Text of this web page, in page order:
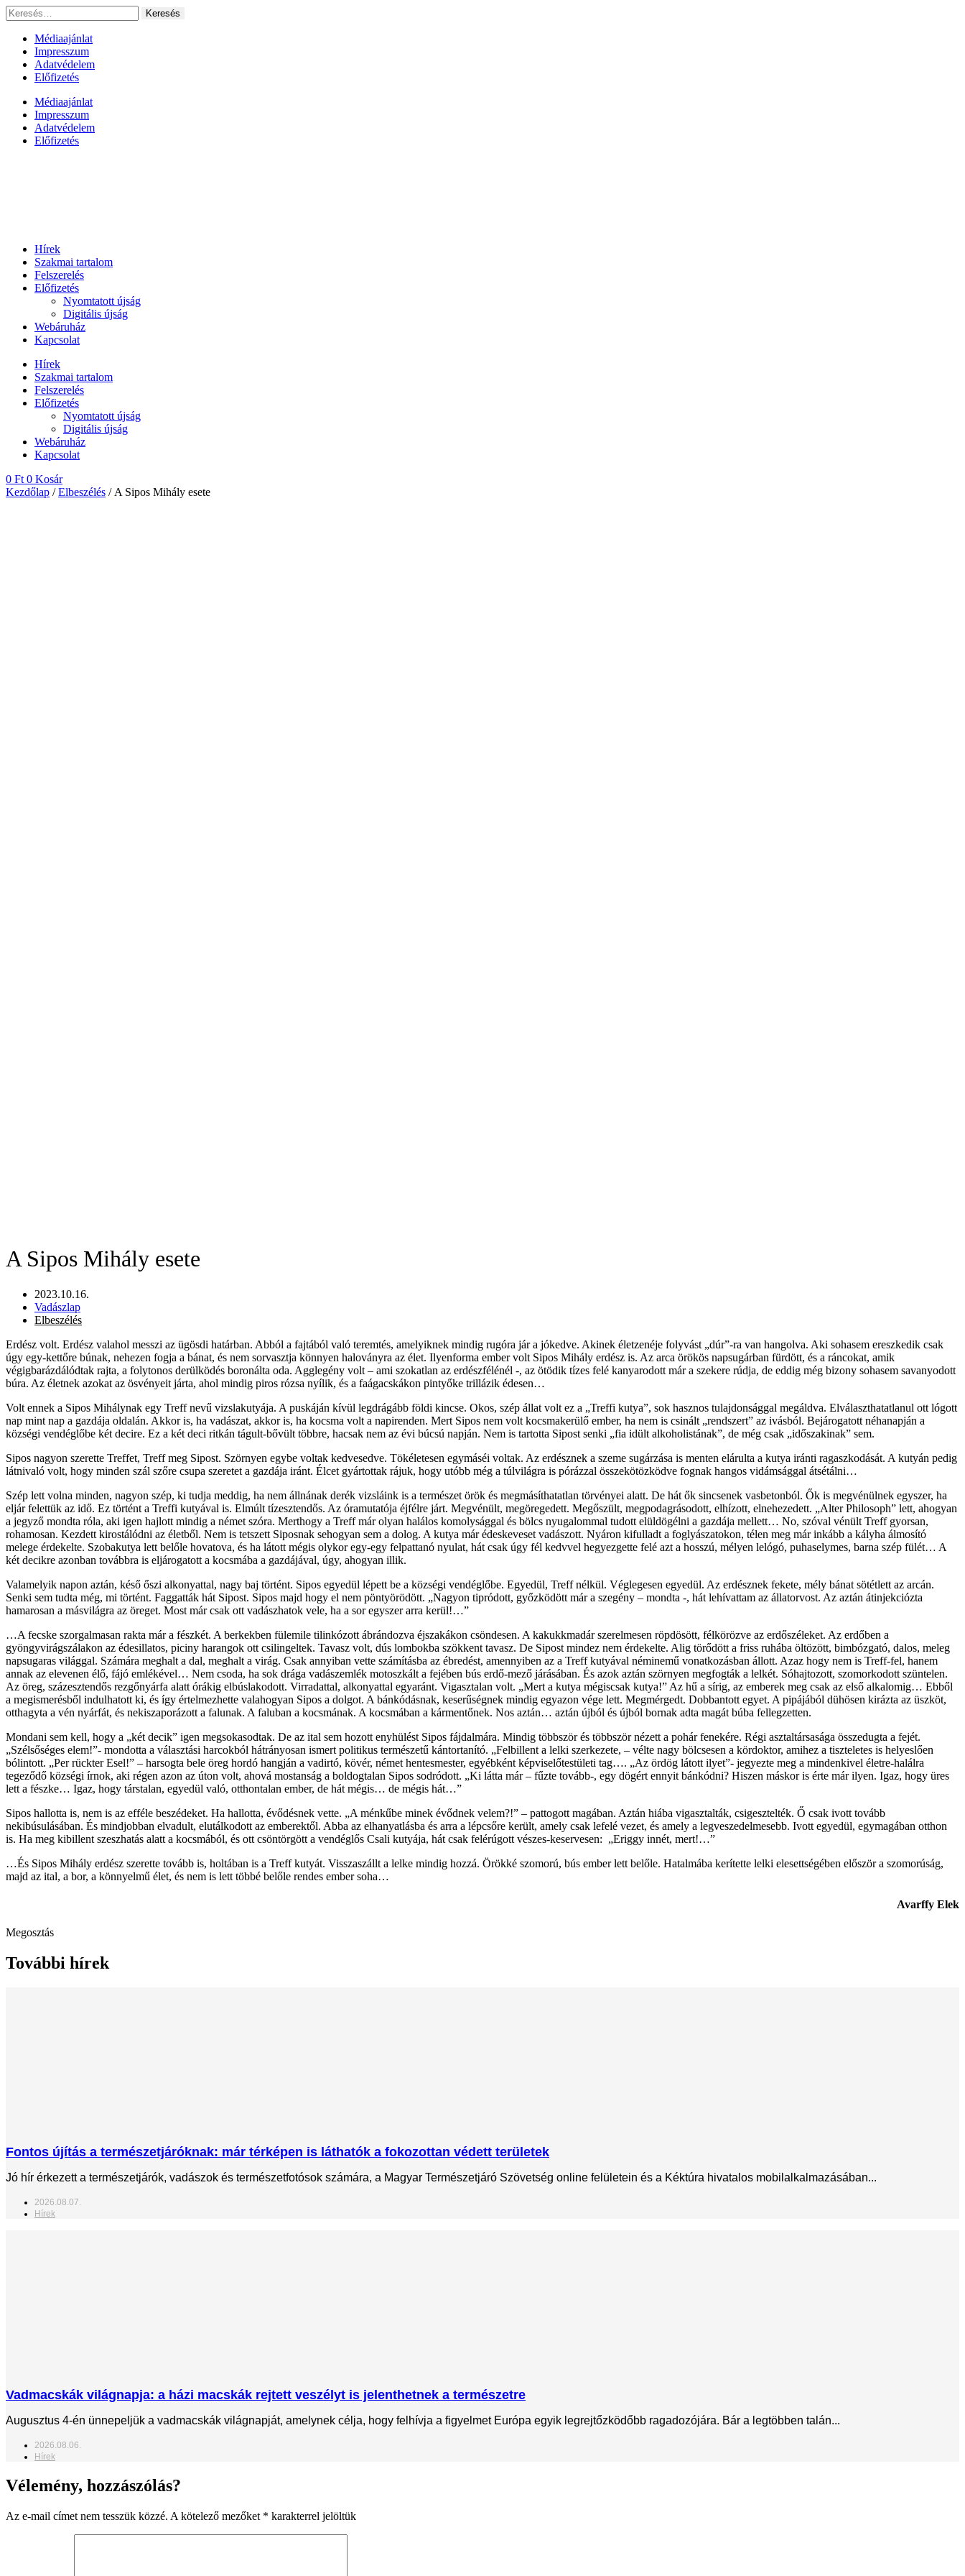
Ugrás
a
tartalomhoz
Keresés:
Médiaajánlat
Impresszum
Adatvédelem
Előfizetés
Médiaajánlat
Impresszum
Adatvédelem
Előfizetés
Hírek
Szakmai tartalom
Felszerelés
Előfizetés
Nyomtatott újság
Digitális újság
Webáruház
Kapcsolat
Hírek
Szakmai tartalom
Felszerelés
Előfizetés
Nyomtatott újság
Digitális újság
Webáruház
Kapcsolat
0 Ft 0 Kosár
Kezdőlap /Elbeszélés / A Sipos Mihály esete
A Sipos Mihály esete
2023.10.16.
Vadászlap
Elbeszélés
Erdész volt. Erdész valahol messzi az ügösdi határban. Abból a fajtából való teremtés, amelyiknek mindig rugóra jár a jókedve. Akinek életzenéje folyvást „dúr”-ra van hangolva. Aki sohasem ereszkedik csak
úgy egy-kettőre búnak, nehezen fogja a bánat, és nem sorvasztja könnyen haloványra az élet. Ilyenforma ember volt Sipos Mihály erdész is. Az arca örökös napsugárban fürdött, és a ráncokat, amik
végigbarázdálódtak rajta, a folytonos derülködés boronálta oda. Agglegény volt – ami szokatlan az erdészfélénél -, az ötödik tízes felé kanyarodott már a szekere rúdja, de eddig még bizony sohasem savanyodott
búra. Az életnek azokat az ösvényeit járta, ahol mindig piros rózsa nyílik, és a faágacskákon pintyőke trillázik édesen…
Volt ennek a Sipos Mihálynak egy Treff nevű vizslakutyája. A puskáján kívül legdrágább földi kincse. Okos, szép állat volt ez a „Treffi kutya”, sok hasznos tulajdonsággal megáldva. Elválaszthatatlanul ott lógott
nap mint nap a gazdája oldalán. Akkor is, ha vadászat, akkor is, ha kocsma volt a napirenden. Mert Sipos nem volt kocsmakerülő ember, ha nem is csinált „rendszert” az ivásból. Bejárogatott néhanapján a
községi vendéglőbe két decire. Ez a két deci ritkán tágult-bővült többre, hacsak nem az évi búcsú napján. Nem is tartotta Sipost senki „fia idült alkoholistának”, de még csak „időszakinak” sem.
Sipos nagyon szerette Treffet, Treff meg Sipost. Szörnyen egybe voltak kedvesedve. Tökéletesen egymáséi voltak. Az erdésznek a szeme sugárzása is menten elárulta a kutya iránti ragaszkodását. A kutyán pedig
látnivaló volt, hogy minden szál szőre csupa szeretet a gazdája iránt. Élcet gyártottak rájuk, hogy utóbb még a túlvilágra is pórázzal összekötözködve fognak hangos vidámsággal átsétálni…
Szép lett volna minden, nagyon szép, ki tudja meddig, ha nem állnának derék vizsláink is a természet örök és megmásíthatatlan törvényei alatt. De hát ők sincsenek vasbetonból. Ők is megvénülnek egyszer, ha
eljár felettük az idő. Ez történt a Treffi kutyával is. Elmúlt tízesztendős. Az óramutatója éjfélre járt. Megvénült, megöregedett. Megőszült, megpodagrásodott, elhízott, elnehezedett. „Alter Philosoph” lett, ahogyan
a jegyző mondta róla, aki igen hajlott mindig a német szóra. Merthogy a Treff már olyan halálos komolysággal és bölcs nyugalommal tudott elüldögélni a gazdája mellett… No, szóval vénült Treff gyorsan,
rohamosan. Kezdett kirostálódni az életből. Nem is tetszett Siposnak sehogyan sem a dolog. A kutya már édeskeveset vadászott. Nyáron kifulladt a foglyászatokon, télen meg már inkább a kályha álmosító
melege érdekelte. Szobakutya lett belőle hovatova, és ha látott mégis olykor egy-egy felpattanó nyulat, hát csak úgy fél kedvvel hegyezgette felé azt a hosszú, mélyen lelógó, puhaselymes, barna szép fülét… A
két decikre azonban továbbra is eljárogatott a kocsmába a gazdájával, úgy, ahogyan illik.
Valamelyik napon aztán, késő őszi alkonyattal, nagy baj történt. Sipos egyedül lépett be a községi vendéglőbe. Egyedül, Treff nélkül. Véglegesen egyedül. Az erdésznek fekete, mély bánat sötétlett az arcán.
Senki sem tudta még, mi történt. Faggatták hát Sipost. Sipos majd hogy el nem pöntyörödött. „Nagyon tipródott, győzködött már a szegény – mondta -, hát lehívattam az állatorvost. Az aztán átinjekciózta
hamarosan a másvilágra az öreget. Most már csak ott vadászhatok vele, ha a sor egyszer arra kerül!…”
…A fecske szorgalmasan rakta már a fészkét. A berkekben fülemile tilinkózott ábrándozva éjszakákon csöndesen. A kakukkmadár szerelmesen röpdösött, félkörözve az erdőszéleket. Az erdőben a
gyöngyvirágszálakon az édesillatos, piciny harangok ott csilingeltek. Tavasz volt, dús lombokba szökkent tavasz. De Sipost mindez nem érdekelte. Alig törődött a friss ruhába öltözött, bimbózgató, dalos, meleg
napsugaras világgal. Számára meghalt a dal, meghalt a virág. Csak annyiban vette számításba az ébredést, amennyiben az a Treff kutyával néminemű vonatkozásban állott. Azaz hogy nem is Treff-fel, hanem
annak az elevenen élő, fájó emlékével… Nem csoda, ha sok drága vadászemlék motoszkált a fejében bús erdő-mező járásában. És azok aztán szörnyen megfogták a lelkét. Sóhajtozott, szomorkodott szüntelen.
Az öreg, százesztendős rezgőnyárfa alatt órákig elbúslakodott. Virradattal, alkonyattal egyaránt. Vigasztalan volt. „Mert a kutya mégiscsak kutya!” Az hű a sírig, az emberek meg csak az első alkalomig… Ebből
a megismerésből indulhatott ki, és így értelmezhette valahogyan Sipos a dolgot. A bánkódásnak, keserűségnek mindig egyazon vége lett. Megmérgedt. Dobbantott egyet. A pipájából dühösen kirázta az üszköt,
otthagyta a vén nyárfát, és nekiszaporázott a falunak. A faluban a kocsmának. A kocsmában a kármentőnek. Nos aztán… aztán újból és újból bornak adta magát búba fellegzetten.
Mondani sem kell, hogy a „két decik” igen megsokasodtak. De az ital sem hozott enyhülést Sipos fájdalmára. Mindig többször és többször nézett a pohár fenekére. Régi asztaltársasága összedugta a fejét.
„Szélsőséges elem!”- mondotta a választási harcokból hátrányosan ismert politikus természetű kántortanító. „Felbillent a lelki szerkezete, – vélte nagy bölcsesen a kördoktor, amihez a tiszteletes is helyeslően
bólintott. „Per rückter Esel!” – harsogta bele öreg hordó hangján a vadirtó, kövér, német hentesmester, egyébként képviselőtestületi tag…. „Az ördög látott ilyet”- jegyezte meg a mindenkivel életre-halálra
tegeződő községi írnok, aki régen azon az úton volt, ahová mostanság a boldogtalan Sipos sodródott. „Ki látta már – fűzte tovább-, egy dögért ennyit bánkódni? Hiszen máskor is érte már ilyen. Igaz, hogy üres
lett a fészke… Igaz, hogy társtalan, egyedül való, otthontalan ember, de hát mégis… de mégis hát…”
Sipos hallotta is, nem is az efféle beszédeket. Ha hallotta, évődésnek vette. „A ménkűbe minek évődnek velem?!” – pattogott magában. Aztán hiába vigasztalták, csigesztelték. Ő csak ivott tovább
nekibúsulásában. És mindjobban elvadult, elutálkodott az emberektől. Abba az elhanyatlásba és arra a lépcsőre került, amely csak lefelé vezet, és amely a legveszedelmesebb. Ivott egyedül, egymagában otthon
is. Ha meg kibillent szeszhatás alatt a kocsmából, és ott csöntörgött a vendéglős Csali kutyája, hát csak felérúgott vészes-keservesen: „Eriggy innét, mert!…”
…És Sipos Mihály erdész szerette tovább is, holtában is a Treff kutyát. Visszaszállt a lelke mindig hozzá. Örökké szomorú, bús ember lett belőle. Hatalmába kerítette lelki elesettségében először a szomorúság,
majd az ital, a bor, a könnyelmű élet, és nem is lett többé belőle rendes ember soha…
Avarffy Elek
Megosztás
További hírek
Fontos újítás a természetjáróknak: már térképen is láthatók a fokozottan védett területek
Jó hír érkezett a természetjárók, vadászok és természetfotósok számára, a Magyar Természetjáró Szövetség online felületein és a Kéktúra hivatalos mobilalkalmazásában...
2026.08.07.
Hírek
Vadmacskák világnapja: a házi macskák rejtett veszélyt is jelenthetnek a természetre
Augusztus 4-én ünnepeljük a vadmacskák világnapját, amelynek célja, hogy felhívja a figyelmet Európa egyik legrejtőzködőbb ragadozójára. Bár a legtöbben talán...
2026.08.06.
Hírek
Vélemény, hozzászólás?
Az e-mail címet nem tesszük közzé. A kötelező mezőket * karakterrel jelöltük